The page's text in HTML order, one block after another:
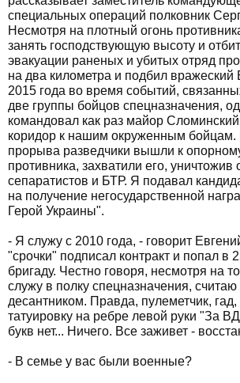
специальных операций полковник
Несмотря на плотный огонь
занять господствующую высоту и
эвакуации раненых и убитых отряд
на два километра и подбил
2015 года во время событий,
две группы бойцов спецназначения,
командовал как раз майор
коридор к нашим окруженным бойцам.
прорыва разведчики вышли к
противника, захватили его, уничтожив
сепаратистов и БТР. Я подавал
на получение негосударственной
Герой Украины".
- Я служу с 2010 года, - говорит
"срочки" подписал контракт и попал в
бригаду. Честно говоря, несмотря на
служу в полку спецназначения,
десантником. Правда, пулеметчик,
татуировку на ребре левой руки "За
букв нет... Ничего. Все заживет -
- В семье у вас были военные?